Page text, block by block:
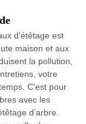
d'étêtage est
maison et aux
la pollution,
votre
C'est pour
avec les
d’arbre.